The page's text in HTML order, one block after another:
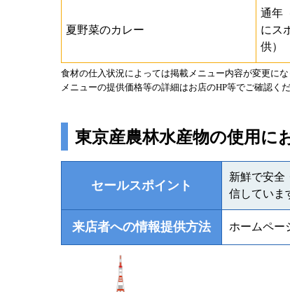
夏野菜のカレー
通年
にス
供）
食材の仕入状況によっては掲載メニュー内容が変更にな
メニューの提供価格等の詳細はお店のHP等でご確認くだ
東京産農林水産物の使用に
セールスポイント
新鮮で安全
信していま
来店者への情報提供方法 ホームペー